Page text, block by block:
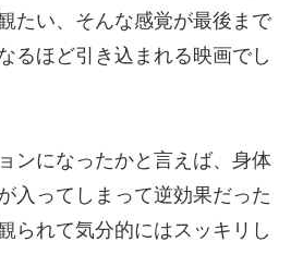
たい、そんな感覚が最後まで
るほど引き込まれる映画でし
ンになったかと言えば、身体
入ってしまって逆効果だった
られて気分的にはスッキリし